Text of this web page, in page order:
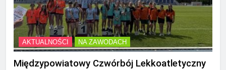
AKTUALNOŚCI NA ZAWODACH
Międzypowiatowy Czwórbój Lekkoatletyczny